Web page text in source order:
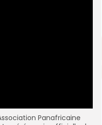
Panafricaine